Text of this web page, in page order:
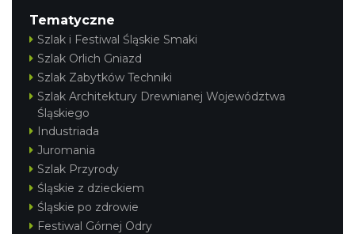
Tematyczne
Szlak i Festiwal Śląskie Smaki
Szlak Orlich Gniazd
Szlak Zabytków Techniki
Szlak Architektury Drewnianej Województwa
Śląskiego
Industriada
Juromania
Szlak Przyrody
Śląskie z dzieckiem
Śląskie po zdrowie
Festiwal Górnej Odry